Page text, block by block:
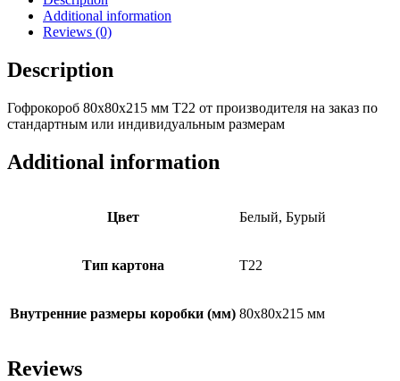
Additional information
Reviews (0)
Description
Гофрокороб 80х80х215 мм Т22 от производителя на заказ по
стандартным или индивидуальным размерам
Additional information
Цвет Белый, Бурый
Тип картона Т22
Внутренние размеры коробки (мм) 80х80х215 мм
Reviews